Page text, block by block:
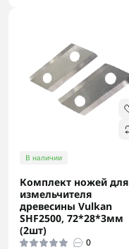
В наличии
Комплект ножей для
измельчителя
древесины Vulkan
SHF2500, 72*28*3мм
(2шт)
0